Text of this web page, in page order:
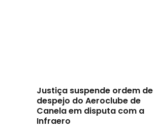
Justiça suspende ordem de
despejo do Aeroclube de
Canela em disputa com a
Infraero